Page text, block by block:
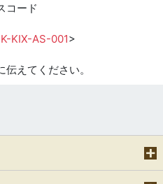
コード
KIX-AS-001>
えてください。